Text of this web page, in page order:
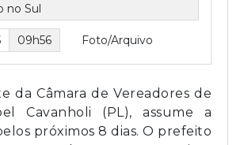
no Sul
09h56 Foto/Arquivo
da Câmara de Vereadores de
Cavanholi (PL), assume a
próximos 8 dias. O prefeito